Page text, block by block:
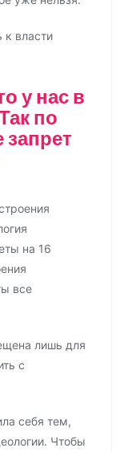
к власти
у нас в
по
запрет
на 16
все
лишь для
с
себя тем,
Чтобы